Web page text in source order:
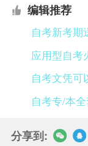
编辑推荐
自考新考期
应用型自考
自考文凭可
自考专/本
分享到: